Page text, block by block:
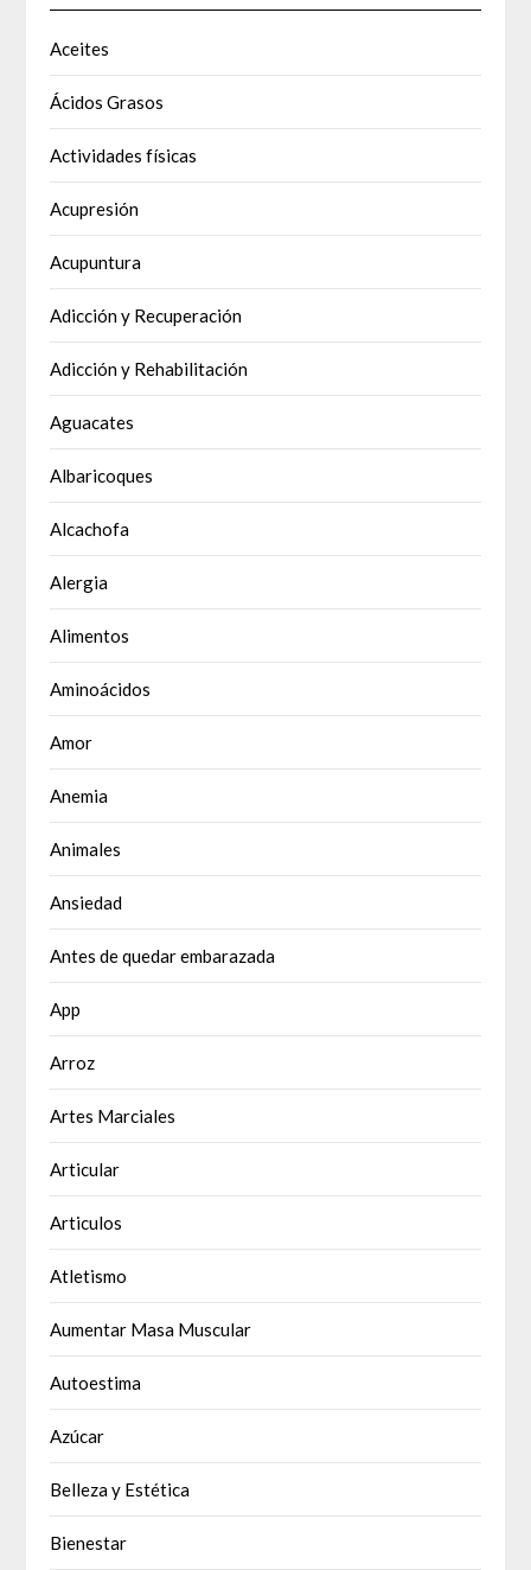
Aceites
Ácidos Grasos
Actividades físicas
Acupresión
Acupuntura
Adicción y Recuperación
Adicción y Rehabilitación
Aguacates
Albaricoques
Alcachofa
Alergia
Alimentos
Aminoácidos
Amor
Anemia
Animales
Ansiedad
Antes de quedar embarazada
App
Arroz
Artes Marciales
Articular
Articulos
Atletismo
Aumentar Masa Muscular
Autoestima
Azúcar
Belleza y Estética
Bienestar